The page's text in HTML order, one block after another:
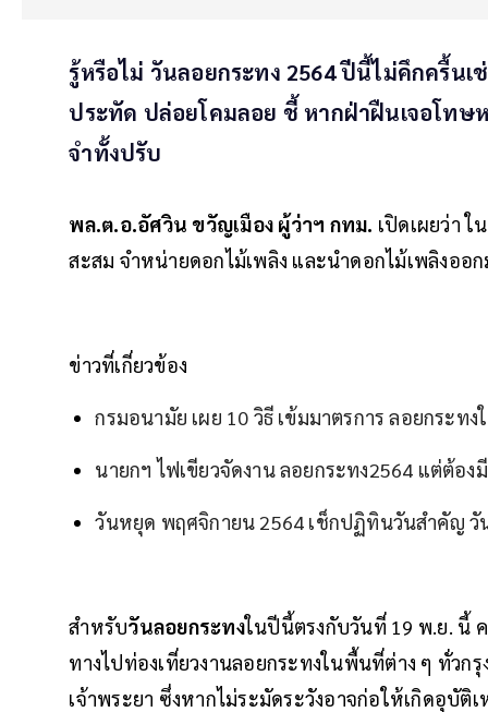
รู้หรือไม่ วันลอยกระทง 2564 ปีนี้ไม่คึกครื้น
ประทัด ปล่อยโคมลอย ชี้ หากฝ่าฝืนเจอโทษ
จำทั้งปรับ
พล.ต.อ.อัศวิน ขวัญเมือง ผู้ว่าฯ กทม. เปิดเผยว่า ใ
สะสม จำหน่ายดอกไม้เพลิง และนำดอกไม้เพลิงออ
ข่าวที่เกี่ยวข้อง
กรมอนามัย เผย 10 วิธี เข้มมาตรการ ลอยกระท
นายกฯ ไฟเขียวจัดงาน ลอยกระทง2564 แต่ต้อ
วันหยุด พฤศจิกายน 2564 เช็กปฏิทินวันสำคัญ วั
สำหรับวันลอยกระทงในปีนี้ตรงกับวันที่ 19 พ.ย. นี้
ทางไปท่องเที่ยวงานลอยกระทงในพื้นที่ต่าง ๆ ทั่วก
เจ้าพระยา ซึ่งหากไม่ระมัดระวังอาจก่อให้เกิดอุบัติ